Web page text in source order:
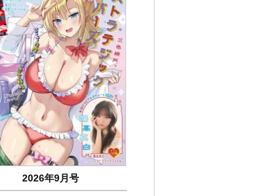
2026年9月号